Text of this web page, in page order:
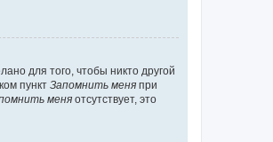
для того, чтобы никто другой
пункт Запомнить меня при
меня отсутствует, это